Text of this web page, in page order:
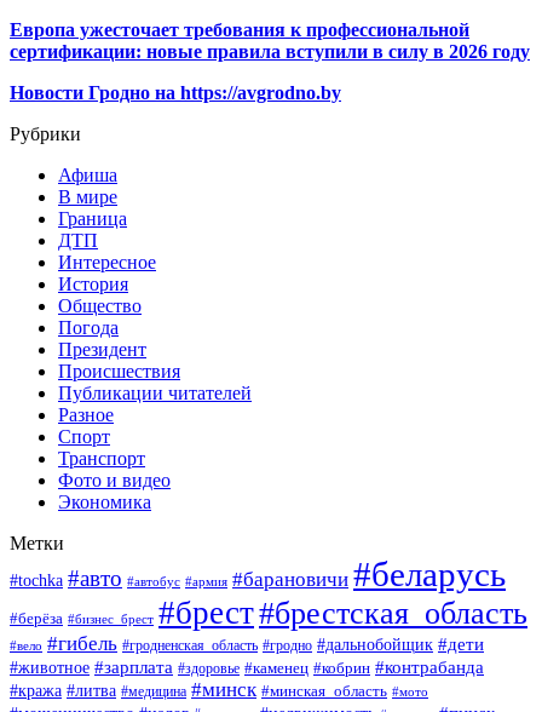
Европа ужесточает требования к профессиональной
сертификации: новые правила вступили в силу в 2026 году
Новости Гродно на https://avgrodno.by
Рубрики
Афиша
В мире
Граница
ДТП
Интересное
История
Общество
Погода
Президент
Происшествия
Публикации читателей
Разное
Спорт
Транспорт
Фото и видео
Экономика
Метки
#tochka #авто #автобус #армия #барановичи #беларусь
#берёза #бизнес_брест #брест#брестская_область
#вело #гибель #гродненская_область #гродно #дальнобойщик #дети
#животное #зарплата #здоровье #каменец #кобрин #контрабанда
#кража #литва #медицина #минск #минская_область #мото